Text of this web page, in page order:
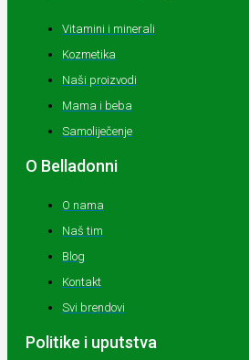
Vitamini i minerali
Kozmetika
Naši proizvodi
Mama i beba
Samoliječenje
O Belladonni
O nama
Naš tim
Blog
Kontakt
Svi brendovi
Politike i uputstva